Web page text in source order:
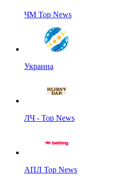
ЧМ Top News
Украина
ЛЧ - Top News
АПЛ Top News